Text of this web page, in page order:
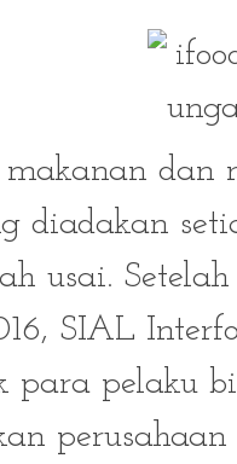
makanan dan
diadakan
usai.
SIAL
para pelaku